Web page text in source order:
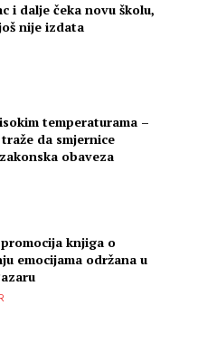
i dalje čeka novu školu,
nije izdata
temperaturama –
da smjernice
obaveza
knjiga o
emocijama održana u